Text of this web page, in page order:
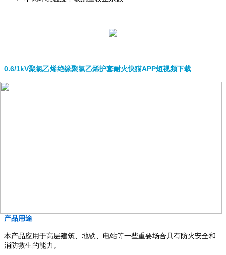
0.6/1kV聚氯乙烯绝缘聚氯乙烯护套耐火快猫APP短视频下载
产品用途
本产品应用于高层建筑、地铁、电站等一些重要场合具有防火安全和
消防救生的能力。